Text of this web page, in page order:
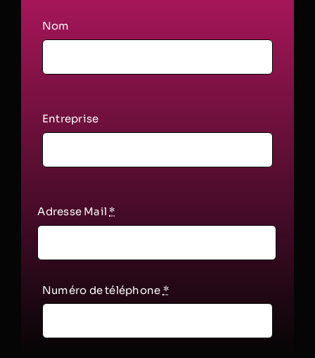
Nom
Entreprise
Adresse Mail *
Numéro de téléphone *